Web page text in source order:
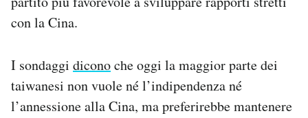
con la Cina.
I sondaggi diconoche oggi la maggior parte dei
taiwanesi non vuole né l’indipendenza né
l’annessione alla Cina, ma preferirebbe mantenere